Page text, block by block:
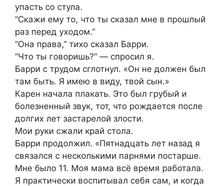
упасть со стула.
“Скажи ему то, что ты сказал мне в прошлый
раз перед уходом.”
“Она права,” тихо сказал Барри.
“Что ты говоришь?” — спросил я.
Барри с трудом сглотнул. «Он не должен был
там быть. Я имею в виду, твой сын.»
Карен начала плакать. Это был грубый и
болезненный звук, тот, что рождается после
долгих лет застарелой злости.
Мои руки сжали край стола.
Барри продолжил. «Пятнадцать лет назад я
связался с несколькими парнями постарше.
Мне было 11. Моя мама всё время работала.
Я практически воспитывал себя сам, и когда